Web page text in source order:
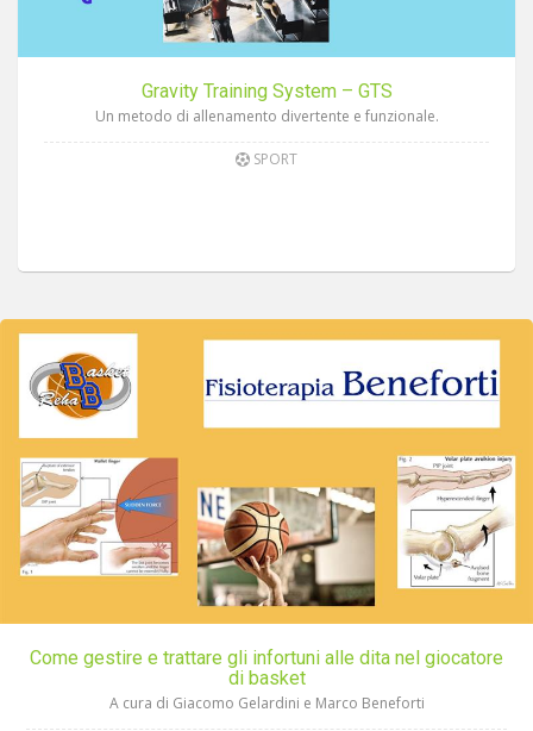
Gravity Training System – GTS
Un metodo di allenamento divertente e funzionale.
SPORT
Come gestire e trattare gli infortuni alle dita nel giocatore
di basket
A cura di Giacomo Gelardini e Marco Beneforti